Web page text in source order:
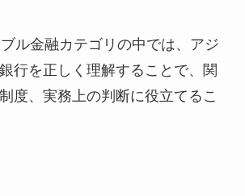
ル金融カテゴリの中では、アジ
行を正しく理解することで、関
度、実務上の判断に役立てるこ